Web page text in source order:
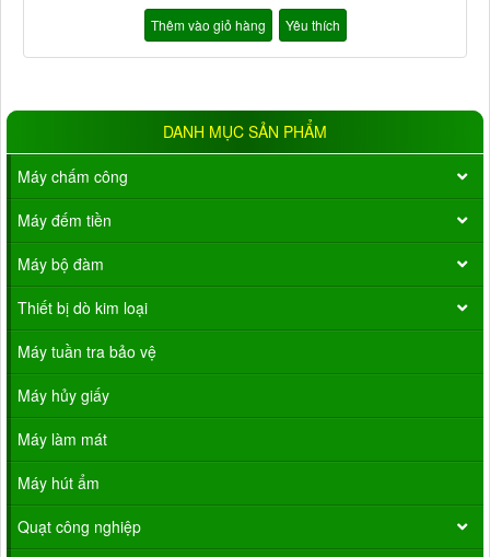
Thêm vào giỏ hàng Yêu thích
DANH MỤC SẢN PHẨM
Máy chấm công
Máy đếm tiền
Máy bộ đàm
Thiết bị dò kim loại
Máy tuần tra bảo vệ
Máy hủy giấy
Máy làm mát
Máy hút ẩm
Quạt công nghiệp